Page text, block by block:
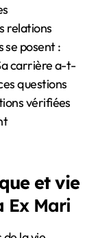
relations
se posent :
carrière a-t-
questions
vérifiées
et vie
Mari